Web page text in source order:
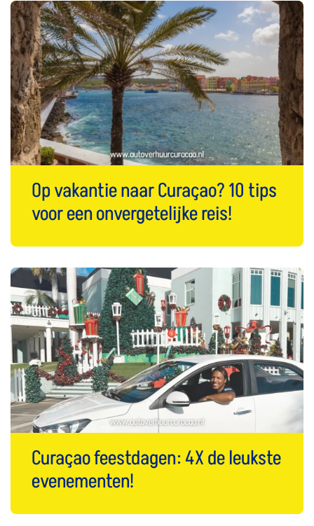
Op vakantie naar Curaçao? 10 tips
voor een onvergetelijke reis!
Curaçao feestdagen: 4X de leukste
evenementen!